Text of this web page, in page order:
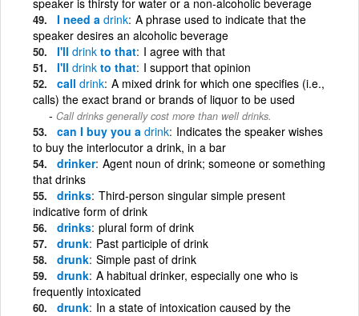
I need a drink A phrase used to indicate that the
speaker desires an alcoholic beverage
I'll drink to that I agree with that
I'll drink to that I support that opinion
call drink A mixed drink for which one specifies (i.e.,
calls) the exact brand or brands of liquor to be used
Call drinks generally cost more than well drinks.
can I buy you a drink Indicates the speaker wishes
to buy the interlocutor a drink, in a bar
drinker Agent noun of drink; someone or something
that drinks
drinks Third-person singular simple present
indicative form of drink
drinks plural form of drink
drunk Past participle of drink
drunk Simple past of drink
drunk A habitual drinker, especially one who is
frequently intoxicated
drunk In a state of intoxication caused by the